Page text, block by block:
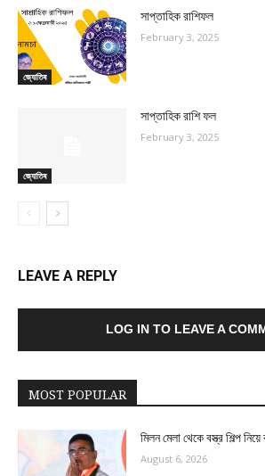
জ্যোতিষ
সাপ্তাহিক রাশিফল
February 3, 2025
জ্যোতিষ
সাপ্তাহিক রাশি ফল
February 3, 2025
LEAVE A REPLY
LOG IN TO LEAVE A
MOST POPULAR
মিলন মেলা থেকে বস্ত্র শিল্প নিয়ে
August 6, 2026